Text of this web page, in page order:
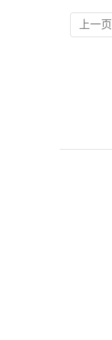
上一页